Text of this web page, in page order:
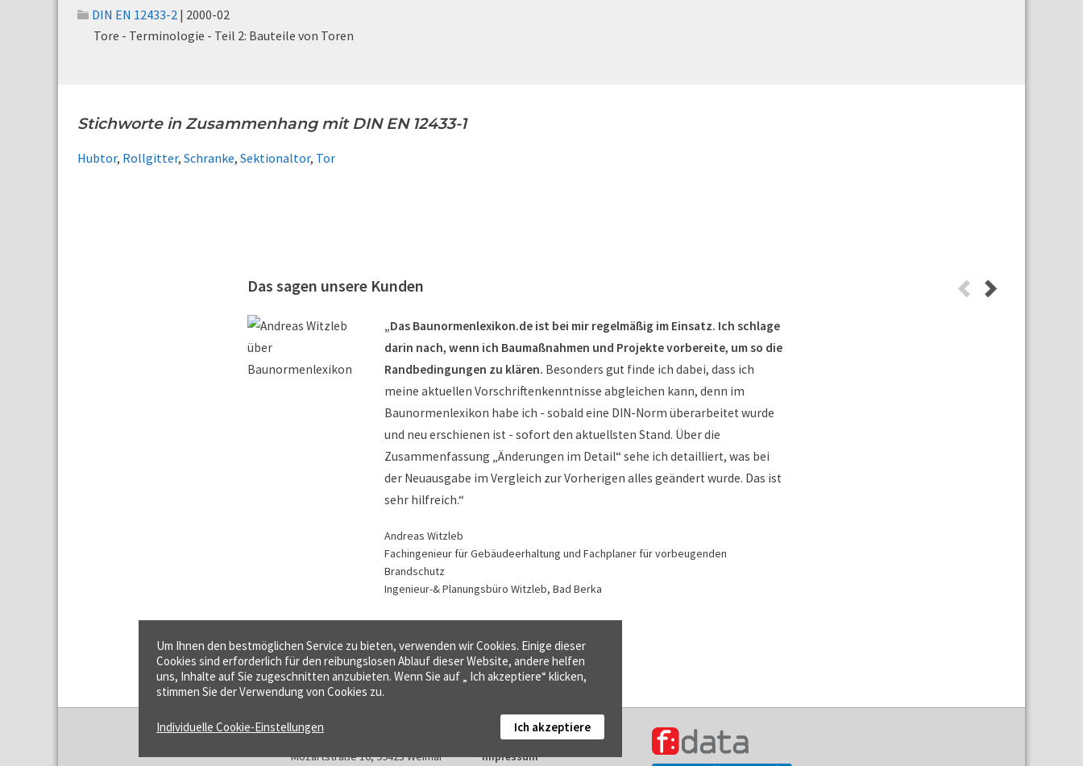
DIN EN 12433-2 | 2000-02
Tore - Terminologie - Teil 2: Bauteile von Toren
Stichworte in Zusammenhang mit DIN EN 12433-1
Hubtor, Rollgitter, Schranke, Sektionaltor, Tor
Das sagen unsere Kunden
„Das Baunormenlexikon.de ist bei mir regelmäßig im Einsatz. Ich schlage
darin nach, wenn ich Baumaßnahmen und Projekte vorbereite, um so die
Randbedingungen zu klären. Besonders gut finde ich dabei, dass ich
meine aktuellen Vorschriftenkenntnisse abgleichen kann, denn im
Baunormenlexikon habe ich - sobald eine DIN-Norm überarbeitet wurde
und neu erschienen ist - sofort den aktuellsten Stand. Über die
Zusammenfassung „Änderungen im Detail“ sehe ich detailliert, was bei
der Neuausgabe im Vergleich zur Vorherigen alles geändert wurde. Das ist
sehr hilfreich.“
Andreas Witzleb
Fachingenieur für Gebäudeerhaltung und Fachplaner für vorbeugenden
Brandschutz
Ingenieur-& Planungsbüro Witzleb, Bad Berka
f:data GmbH
Mozartstraße 16, 99423 Weimar
Kontakt
Impressum
Um Ihnen den bestmöglichen Service zu bieten, verwenden wir Cookies. Einige dieser
Cookies sind erforderlich für den reibungslosen Ablauf dieser Website, andere helfen
uns, Inhalte auf Sie zugeschnitten anzubieten. Wenn Sie auf „ Ich akzeptiere“ klicken,
stimmen Sie der Verwendung von Cookies zu.
Individuelle Cookie-Einstellungen Ich akzeptiere